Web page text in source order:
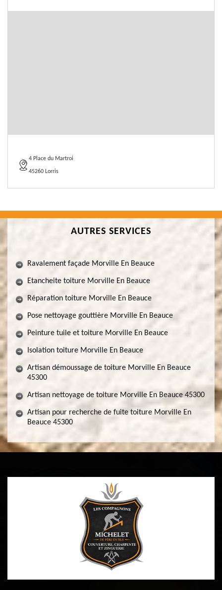
4 Place du Martroi
45260 Lorris
AUTRES SERVICES
Ravalement façade Morville En Beauce
Etancheite toiture Morville En Beauce
Réparation toiture Morville En Beauce
Pose nettoyage gouttière Morville En Beauce
Peinture tuile et toiture Morville En Beauce
Isolation toiture Morville En Beauce
Artisan démoussage de toiture Morville En Beauce
45300
Artisan nettoyage de toiture Morville En Beauce 45300
Artisan pour recherche de fuite toiture Morville En
Beauce 45300